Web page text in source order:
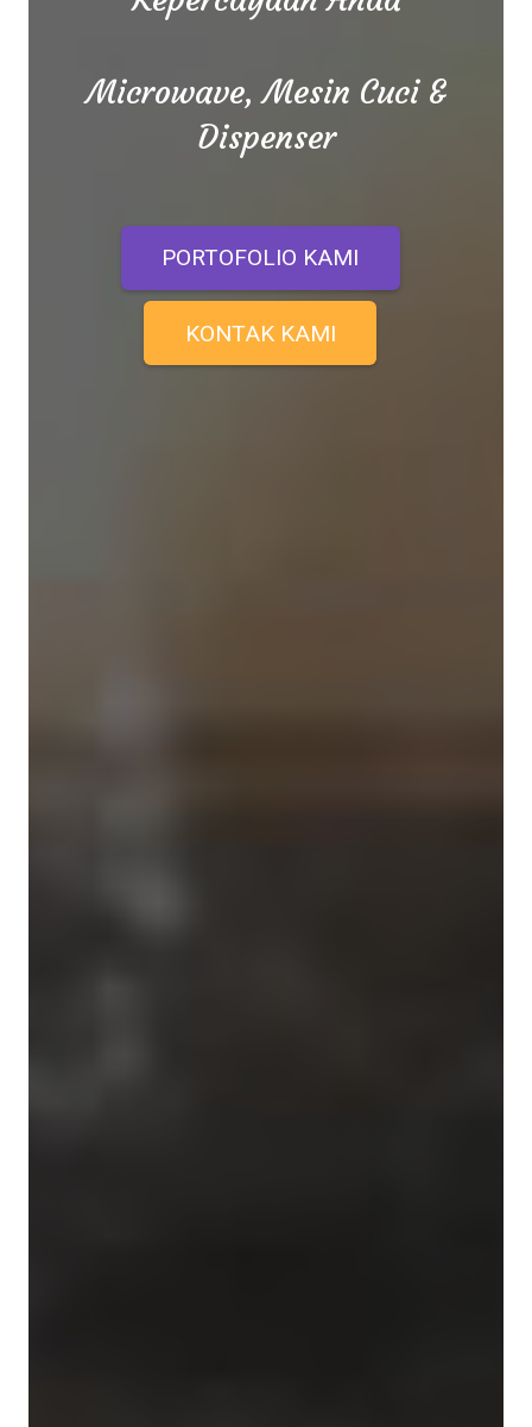
Microwave, Mesin Cuci &
Dispenser
PORTOFOLIO KAMI
KONTAK KAMI